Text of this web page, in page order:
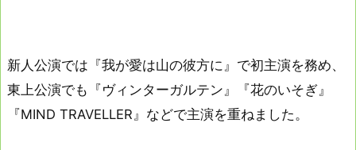
新人公演では『我が愛は山の彼方に』で初主演を務め、
東上公演でも『ヴィンターガルテン』『花のいそぎ』
『MIND TRAVELLER』などで主演を重ねました。